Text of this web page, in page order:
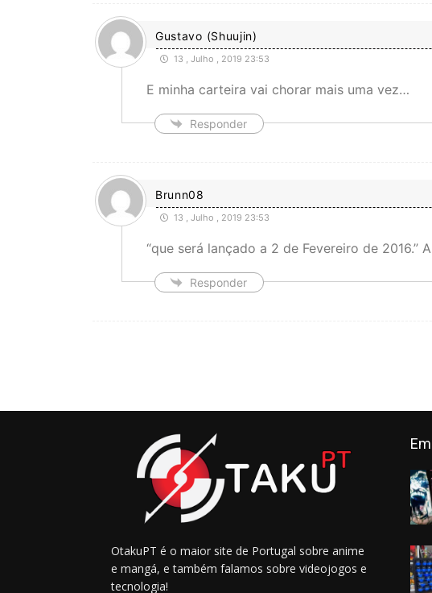
Gustavo (Shuujin)
13 , Julho , 2019 23:53
E minha carteira vai chorar mais uma vez…
Responder
Brunn08
13 , Julho , 2019 23:53
“que será lançado a 2 de Fevereiro de 2016.”
Responder
OtakuPT é o maior site de Portugal sobre anime
e mangá, e também falamos sobre videojogos e
tecnologia!